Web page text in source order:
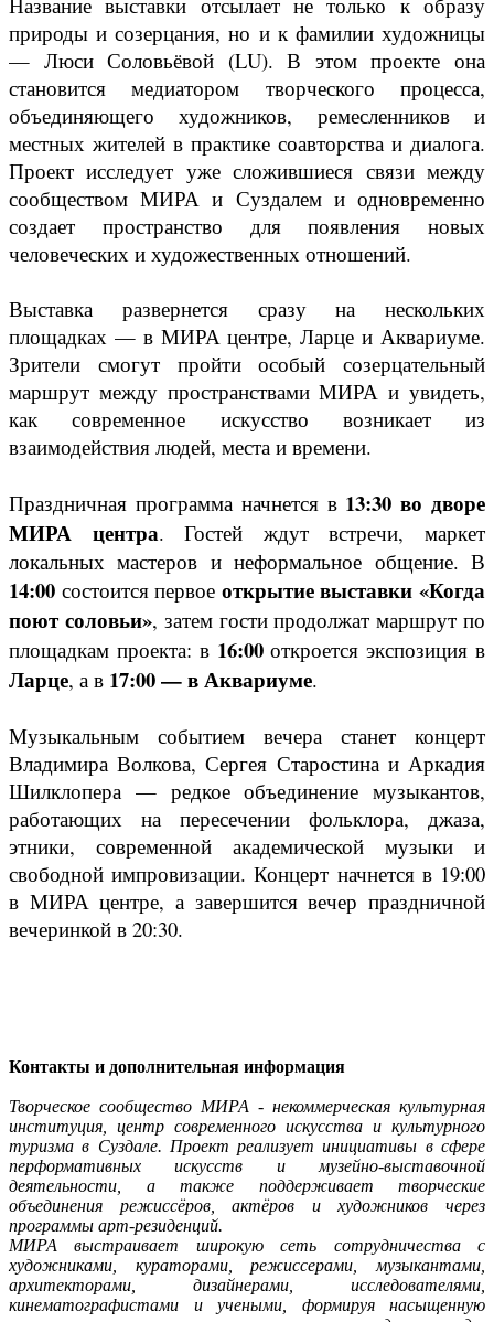
природы и созерцания, но и к фамилии художницы
— Люси Соловьёвой (LU). В этом проекте она
становится медиатором творческого процесса,
объединяющего художников, ремесленников и
местных жителей в практике соавторства и диалога.
Проект исследует уже сложившиеся связи между
сообществом МИРА и Суздалем и одновременно
создает пространство для появления новых
человеческих и художественных отношений.
Выставка развернется сразу на нескольких
площадках — в МИРА центре, Ларце и Аквариуме.
Зрители смогут пройти особый созерцательный
маршрут между пространствами МИРА и увидеть,
как современное искусство возникает из
взаимодействия людей, места и времени.
Праздничная программа начнется в 13:30 во дворе
МИРА центра. Гостей ждут встречи, маркет
локальных мастеров и неформальное общение. В
14:00 состоится первое открытие выставки «Когда
поют соловьи», затем гости продолжат маршрут по
площадкам проекта: в 16:00откроется экспозиция в
Ларце, а в 17:00 — в Аквариуме.
Музыкальным событием вечера станет концерт
Владимира Волкова, Сергея Старостина и Аркадия
Шилклопера — редкое объединение музыкантов,
работающих на пересечении фольклора, джаза,
этники, современной академической музыки и
свободной импровизации. Концерт начнется в 19:00
в МИРА центре, а завершится вечер праздничной
вечеринкой в 20:30.
Контакты и дополнительная информация
Творческое сообщество МИРА - некоммерческая культурная
институция, центр современного искусства и культурного
туризма в Суздале. Проект реализует инициативы в сфере
перформативных искусств и музейно-выставочной
деятельности, а также поддерживает творческие
объединения режиссёров, актёров и художников через
программы арт-резиденций.
МИРА выстраивает широкую сеть сотрудничества с
художниками, кураторами, режиссерами, музыкантами,
архитекторами, дизайнерами, исследователями,
кинематографистами и учеными, формируя насыщенную